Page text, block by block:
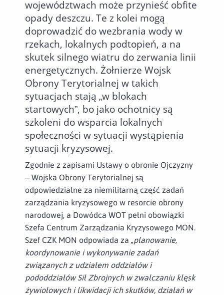
województwach może przynieść obfite
opady deszczu. Te z kolei mogą
doprowadzić do wezbrania wody w
rzekach, lokalnych podtopień, a na
skutek silnego wiatru do zerwania linii
energetycznych. Żołnierze Wojsk
Obrony Terytorialnej w takich
sytuacjach stają „w blokach
startowych”, bo jako ochotnicy są
szkoleni do wsparcia lokalnych
społeczności w sytuacji wystąpienia
sytuacji kryzysowej.
Zgodnie z zapisami Ustawy o obronie Ojczyzny
– Wojska Obrony Terytorialnej są
odpowiedzialne za niemilitarną część zadań
zarządzania kryzysowego w resorcie obrony
narodowej, a Dowódca WOT pełni obowiązki
Szefa Centrum Zarządzania Kryzysowego MON.
Szef CZK MON odpowiada za
„planowanie,
koordynowanie i wykonywanie zadań
związanych z udziałem oddziałów i
pododdziałów Sił Zbrojnych w zwalczaniu klęsk
żywiołowych i likwidacji ich skutków, działań w